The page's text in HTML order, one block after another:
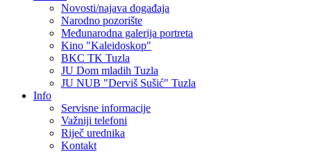
Novosti/najava događaja
Narodno pozorište
Međunarodna galerija portreta
Kino "Kaleidoskop"
BKC TK Tuzla
JU Dom mladih Tuzla
JU NUB "Derviš Sušić" Tuzla
Info
Servisne informacije
Važniji telefoni
Riječ urednika
Kontakt